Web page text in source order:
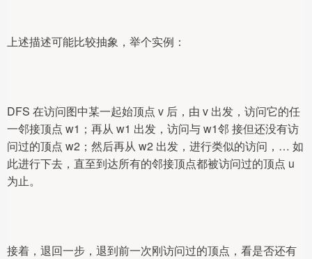
上述描述可能比较抽象，举个实例：
DFS 在访问图中某一起始顶点 v 后，由 v 出发，访问它的任
一邻接顶点 w1；再从 w1 出发，访问与 w1邻 接但还没有访
问过的顶点 w2；然后再从 w2 出发，进行类似的访问，… 如
此进行下去，直至到达所有的邻接顶点都被访问过的顶点 u
为止。
接着，退回一步，退到前一次刚访问过的顶点，看是否还有